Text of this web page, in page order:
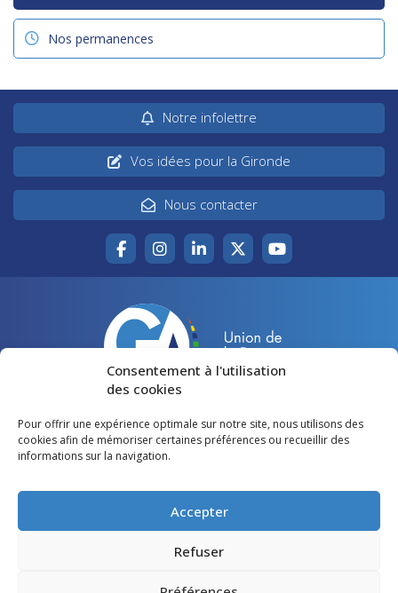
Consentement à l'utilisation
des cookies
Pour offrir une expérience optimale sur notre site, nous utilisons des
cookies afin de mémoriser certaines préférences ou recueillir des
informations sur la navigation.
Accepter
Refuser
Nos permanences
Notre infolettre
Vos idées pour la Gironde
Nous contacter
Accueil
Votre canton
Lire et voir
Agir pour la Gironde
Restons en contact